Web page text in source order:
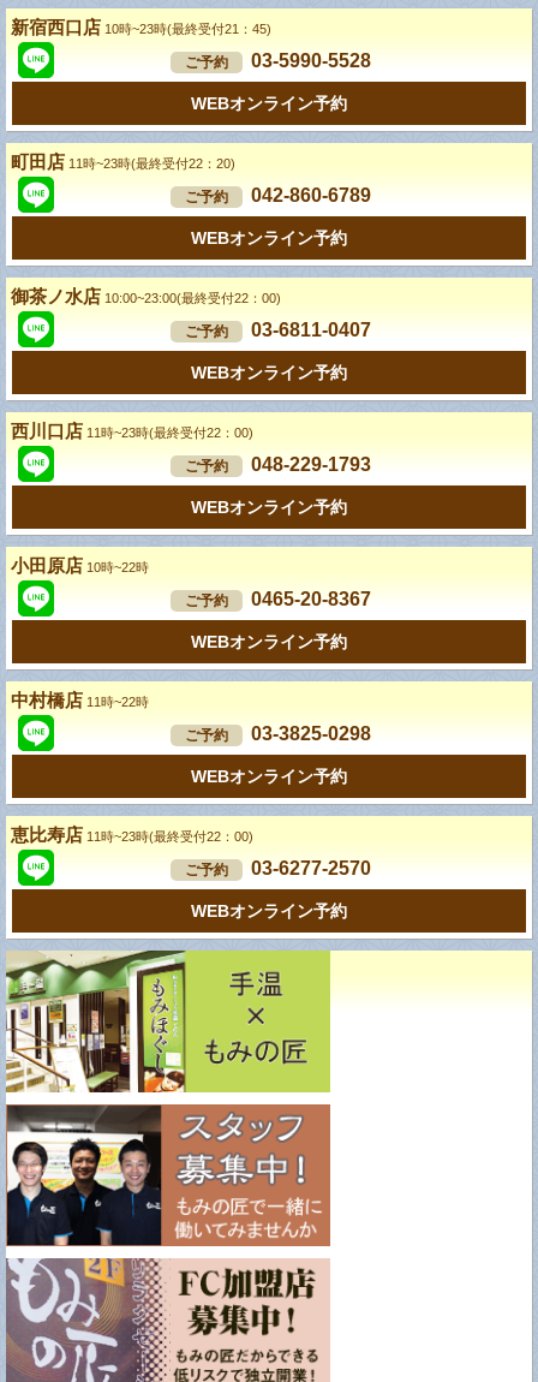
新宿西口店 10時~23時(最終受付21：45)
ご予約 03-5990-5528
WEBオンライン予約
町田店 11時~23時(最終受付22：20)
ご予約 042-860-6789
WEBオンライン予約
御茶ノ水店 10:00~23:00(最終受付22：00)
ご予約 03-6811-0407
WEBオンライン予約
西川口店 11時~23時(最終受付22：00)
ご予約 048-229-1793
WEBオンライン予約
小田原店 10時~22時
ご予約 0465-20-8367
WEBオンライン予約
中村橋店 11時~22時
ご予約 03-3825-0298
WEBオンライン予約
恵比寿店 11時~23時(最終受付22：00)
ご予約 03-6277-2570
WEBオンライン予約